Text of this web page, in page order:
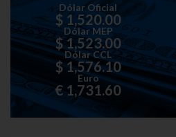
Dólar Oficial
$ 1,520.00
Dólar MEP
$ 1,523.00
Dólar CCL
$ 1,576.10
Euro
€ 1,731.60